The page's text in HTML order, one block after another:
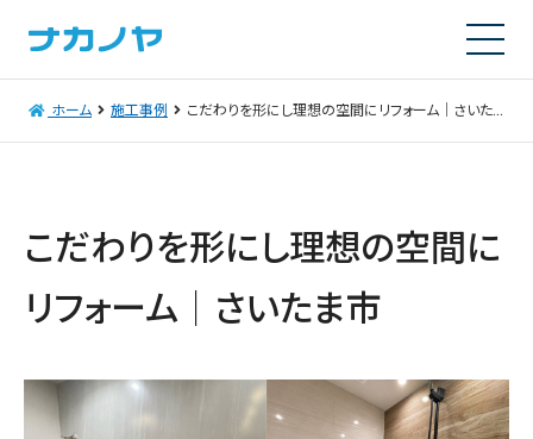
ホーム 施工事例 こだわりを形にし理想の空間にリフォーム｜さいたま市
こだわりを形にし理想の空間に
リフォーム｜さいたま市